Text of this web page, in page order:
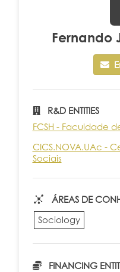
Fernando
R&D ENTITIES
FCSH - Faculdade
CICS.NOVA.UAc -
Sociais
ÁREAS DE
Sociology
FINANCING